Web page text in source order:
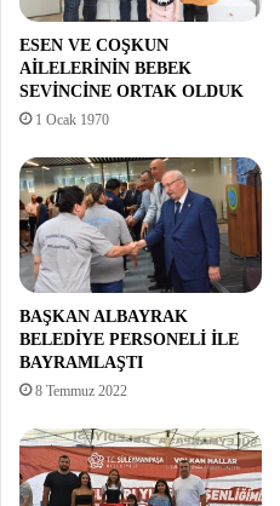
ESEN VE COŞKUN
AİLELERİNİN BEBEK
SEVİNCİNE ORTAK OLDUK
1 Ocak 1970
BAŞKAN ALBAYRAK
BELEDİYE PERSONELİ İLE
BAYRAMLAŞTI
8 Temmuz 2022